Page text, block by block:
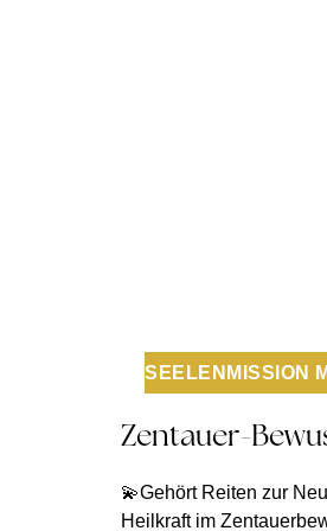
SEELENMISSION
Zentauer-
💫Gehört Reiten zur
Heilkraft im